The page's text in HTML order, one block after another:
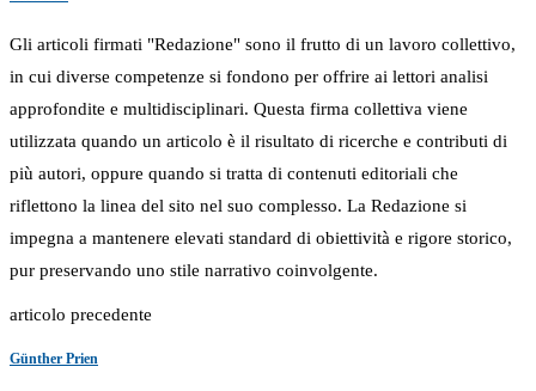
Gli articoli firmati "Redazione" sono il frutto di un lavoro collettivo,
in cui diverse competenze si fondono per offrire ai lettori analisi
approfondite e multidisciplinari. Questa firma collettiva viene
utilizzata quando un articolo è il risultato di ricerche e contributi di
più autori, oppure quando si tratta di contenuti editoriali che
riflettono la linea del sito nel suo complesso. La Redazione si
impegna a mantenere elevati standard di obiettività e rigore storico,
pur preservando uno stile narrativo coinvolgente.
articolo precedente
Günther Prien